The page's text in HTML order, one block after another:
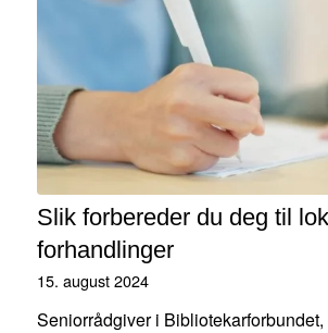
Slik forbereder du deg til
forhandlinger
15. august 2024
Seniorrådgiver i